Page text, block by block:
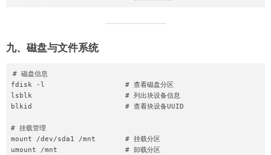
九、磁盘与文件系统
# 磁盘信息
fdisk -l                   # 查看磁盘分区
lsblk                      # 列出块设备信息
blkid                      # 查看块设备UUID
# 挂载管理
mount /dev/sda1 /mnt       # 挂载分区
umount /mnt                # 卸载分区